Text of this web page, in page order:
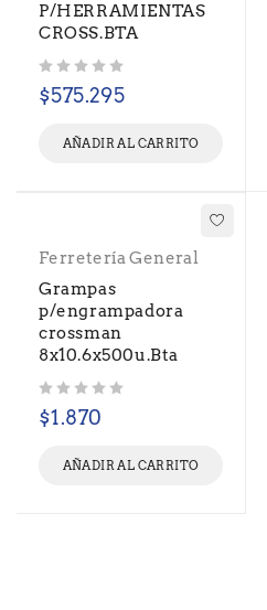
P/HERRAMIENTAS
CROSS.BTA
$575.295
AÑADIR AL CARRITO
Ferretería General
Grampas
p/engrampadora
crossman
8x10.6x500u.Bta
$1.870
AÑADIR AL CARRITO